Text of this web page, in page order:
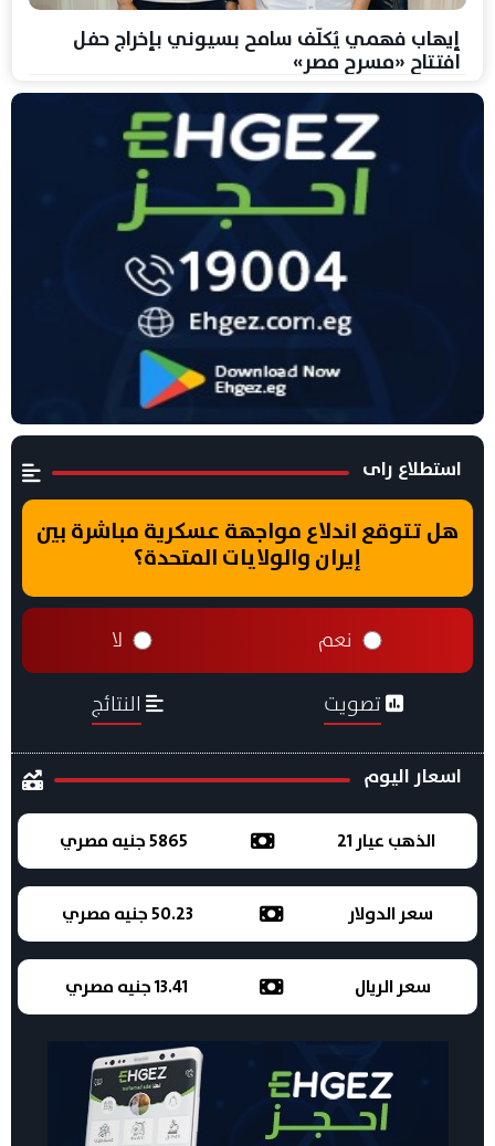
إيهاب فهمي يُكلّف سامح بسيوني بإخراج حفل
افتتاح «مسرح مصر»
استطلاع راى
هل تتوقع اندلاع مواجهة عسكرية مباشرة بين
إيران والولايات المتحدة؟
نعم لا
تصويت النتائج
اسعار اليوم
الذهب عيار 21 5865 جنيه مصري
سعر الدولار 50.23 جنيه مصري
سعر الريال 13.41 جنيه مصري